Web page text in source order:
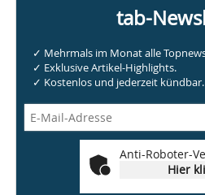
tab-
✓ Mehrmals im Monat alle
✓ Exklusive Artikel-Highlights.
✓ Kostenlos und jederzeit kündbar.
Anti-Roboter-
Hier